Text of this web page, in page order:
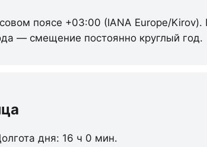
поясе +03:00 (IANA Europe/Kirov).
— смещение постоянно круглый год.
дня: 16 ч 0 мин.